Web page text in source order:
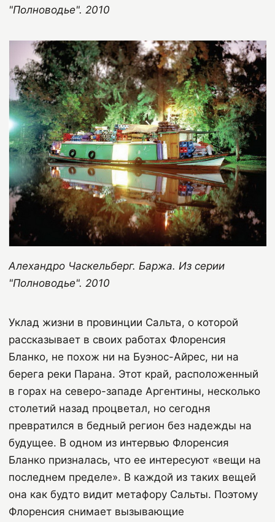
"Полноводье". 2010
Алехандро Часкельберг. Баржа. Из серии
"Полноводье". 2010
Уклад жизни в провинции Сальта, о которой
рассказывает в своих работах Флоренсия
Бланко, не похож ни на Буэнос-Айрес, ни на
берега реки Парана. Этот край, расположенный
в горах на северо-западе Аргентины, несколько
столетий назад процветал, но сегодня
превратился в бедный регион без надежды на
будущее. В одном из интервью Флоренсия
Бланко призналась, что ее интересуют «вещи на
последнем пределе». В каждой из таких вещей
она как будто видит метафору Сальты. Поэтому
Флоренсия снимает вызывающие